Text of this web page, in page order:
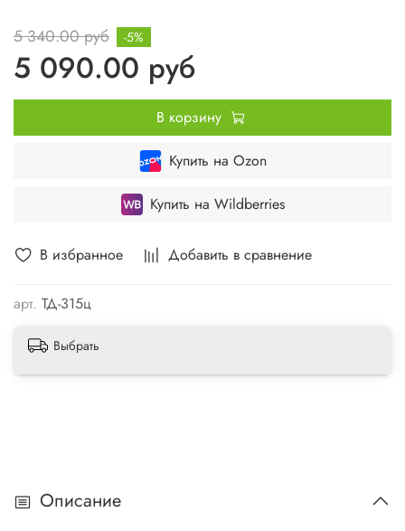
В избранное Добавить в сравнение
арт. ТД-315ц
5 340.00 руб
5 090.00 руб
-5%
В корзину
Купить на Ozon
Купить на Wildberries
Выбрать
Описание